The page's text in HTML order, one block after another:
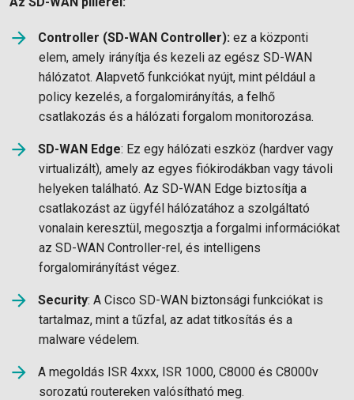
Controller (SD-WAN Controller): ez a központi
elem, amely irányítja és kezeli az egész SD-WAN
hálózatot. Alapvető funkciókat nyújt, mint például a
policy kezelés, a forgalomirányítás, a felhő
csatlakozás és a hálózati forgalom monitorozása.
SD-WAN Edge: Ez egy hálózati eszköz (hardver vagy
virtualizált), amely az egyes fiókirodákban vagy távoli
helyeken található. Az SD-WAN Edge biztosítja a
csatlakozást az ügyfél hálózatához a szolgáltató
vonalain keresztül, megosztja a forgalmi információkat
az SD-WAN Controller-rel, és intelligens
forgalomirányítást végez.
Security: A Cisco SD-WAN biztonsági funkciókat is
tartalmaz, mint a tűzfal, az adat titkosítás és a
malware védelem.
A megoldás ISR 4xxx, ISR 1000, C8000 és C8000v
sorozatú routereken valósítható meg.